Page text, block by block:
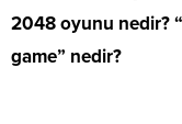
2048 oyunu nedir?
game” nedir?